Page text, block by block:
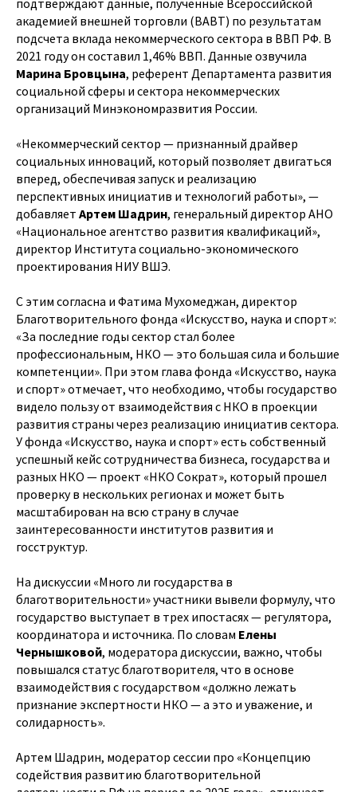
академией внешней торговли (ВАВТ) по результатам
подсчета вклада некоммерческого сектора в ВВП РФ. В
2021 году он составил 1,46% ВВП. Данные озвучила
Марина Бровцына, референт Департамента развития
социальной сферы и сектора некоммерческих
организаций Минэкономразвития России.
«Некоммерческий сектор — признанный драйвер
социальных инноваций, который позволяет двигаться
вперед, обеспечивая запуск и реализацию
перспективных инициатив и технологий работы», —
добавляет Артем Шадрин, генеральный директор АНО
«Национальное агентство развития квалификаций»,
директор Института социально-экономического
проектирования НИУ ВШЭ.
С этим согласна и Фатима Мухомеджан, директор
Благотворительного фонда «Искусство, наука и спорт»:
«За последние годы сектор стал более
профессиональным, НКО — это большая сила и большие
компетенции». При этом глава фонда «Искусство, наука
и спорт» отмечает, что необходимо, чтобы государство
видело пользу от взаимодействия с НКО в проекции
развития страны через реализацию инициатив сектора.
У фонда «Искусство, наука и спорт» есть собственный
успешный кейс сотрудничества бизнеса, государства и
разных НКО — проект «НКО Сократ», который прошел
проверку в нескольких регионах и может быть
масштабирован на всю страну в случае
заинтересованности институтов развития и
госструктур.
На дискуссии «Много ли государства в
благотворительности» участники вывели формулу, что
государство выступает в трех ипостасях — регулятора,
координатора и источника. По словам Елены
Чернышковой, модератора дискуссии, важно, чтобы
повышался статус благотворителя, что в основе
взаимодействия с государством «должно лежать
признание экспертности НКО — а это и уважение, и
солидарность».
Артем Шадрин, модератор сессии про «Концепцию
содействия развитию благотворительной